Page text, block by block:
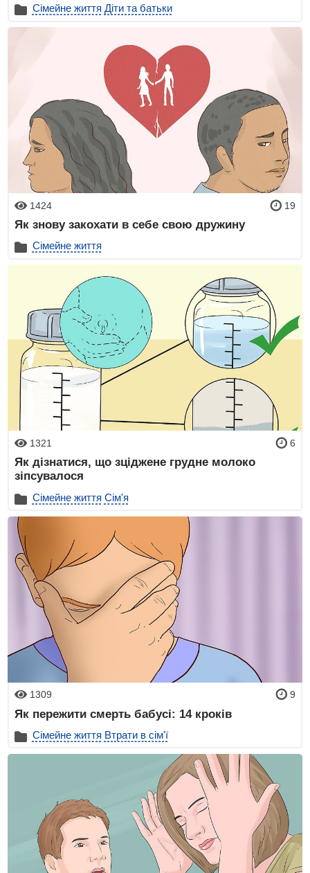
Сімейне життя Діти та батьки
1424 19
Як знову закохати в себе свою дружину
Сімейне життя
1321 6
Як дізнатися, що зціджене грудне молоко
зіпсувалося
Сімейне життя Сім'я
1309 9
Як пережити смерть бабусі: 14 кроків
Сімейне життя Втрати в сім'ї